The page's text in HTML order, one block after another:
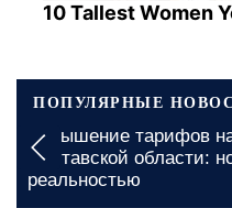
10 Tallest Women
ПОПУЛЯРНЫЕ
Денежная помощь в
документы